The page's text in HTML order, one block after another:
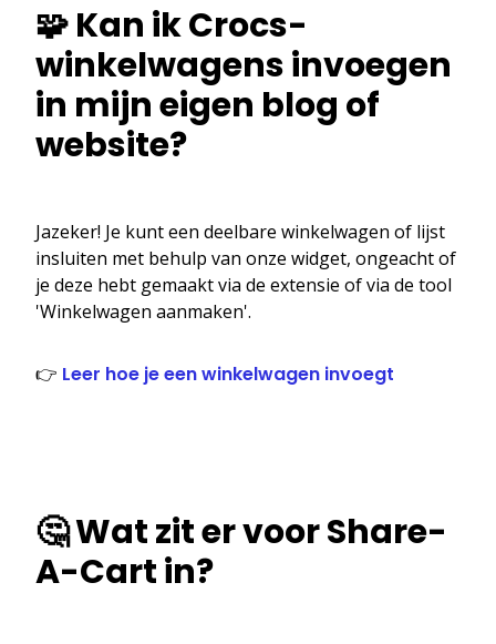
🧩 Kan ik Crocs-
winkelwagens invoegen
in mijn eigen blog of
website?
Jazeker! Je kunt een deelbare winkelwagen of lijst
insluiten met behulp van onze widget, ongeacht of
je deze hebt gemaakt via de extensie of via de tool
'Winkelwagen aanmaken'.
👉 Leer hoe je een winkelwagen invoegt
🤔 Wat zit er voor Share-
A-Cart in?